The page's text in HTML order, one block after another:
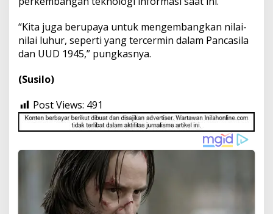
“Kita juga berupaya untuk mengembangkan nilai-
nilai luhur, seperti yang tercermin dalam Pancasila
dan UUD 1945,” pungkasnya.
(Susilo)
Post Views: 491